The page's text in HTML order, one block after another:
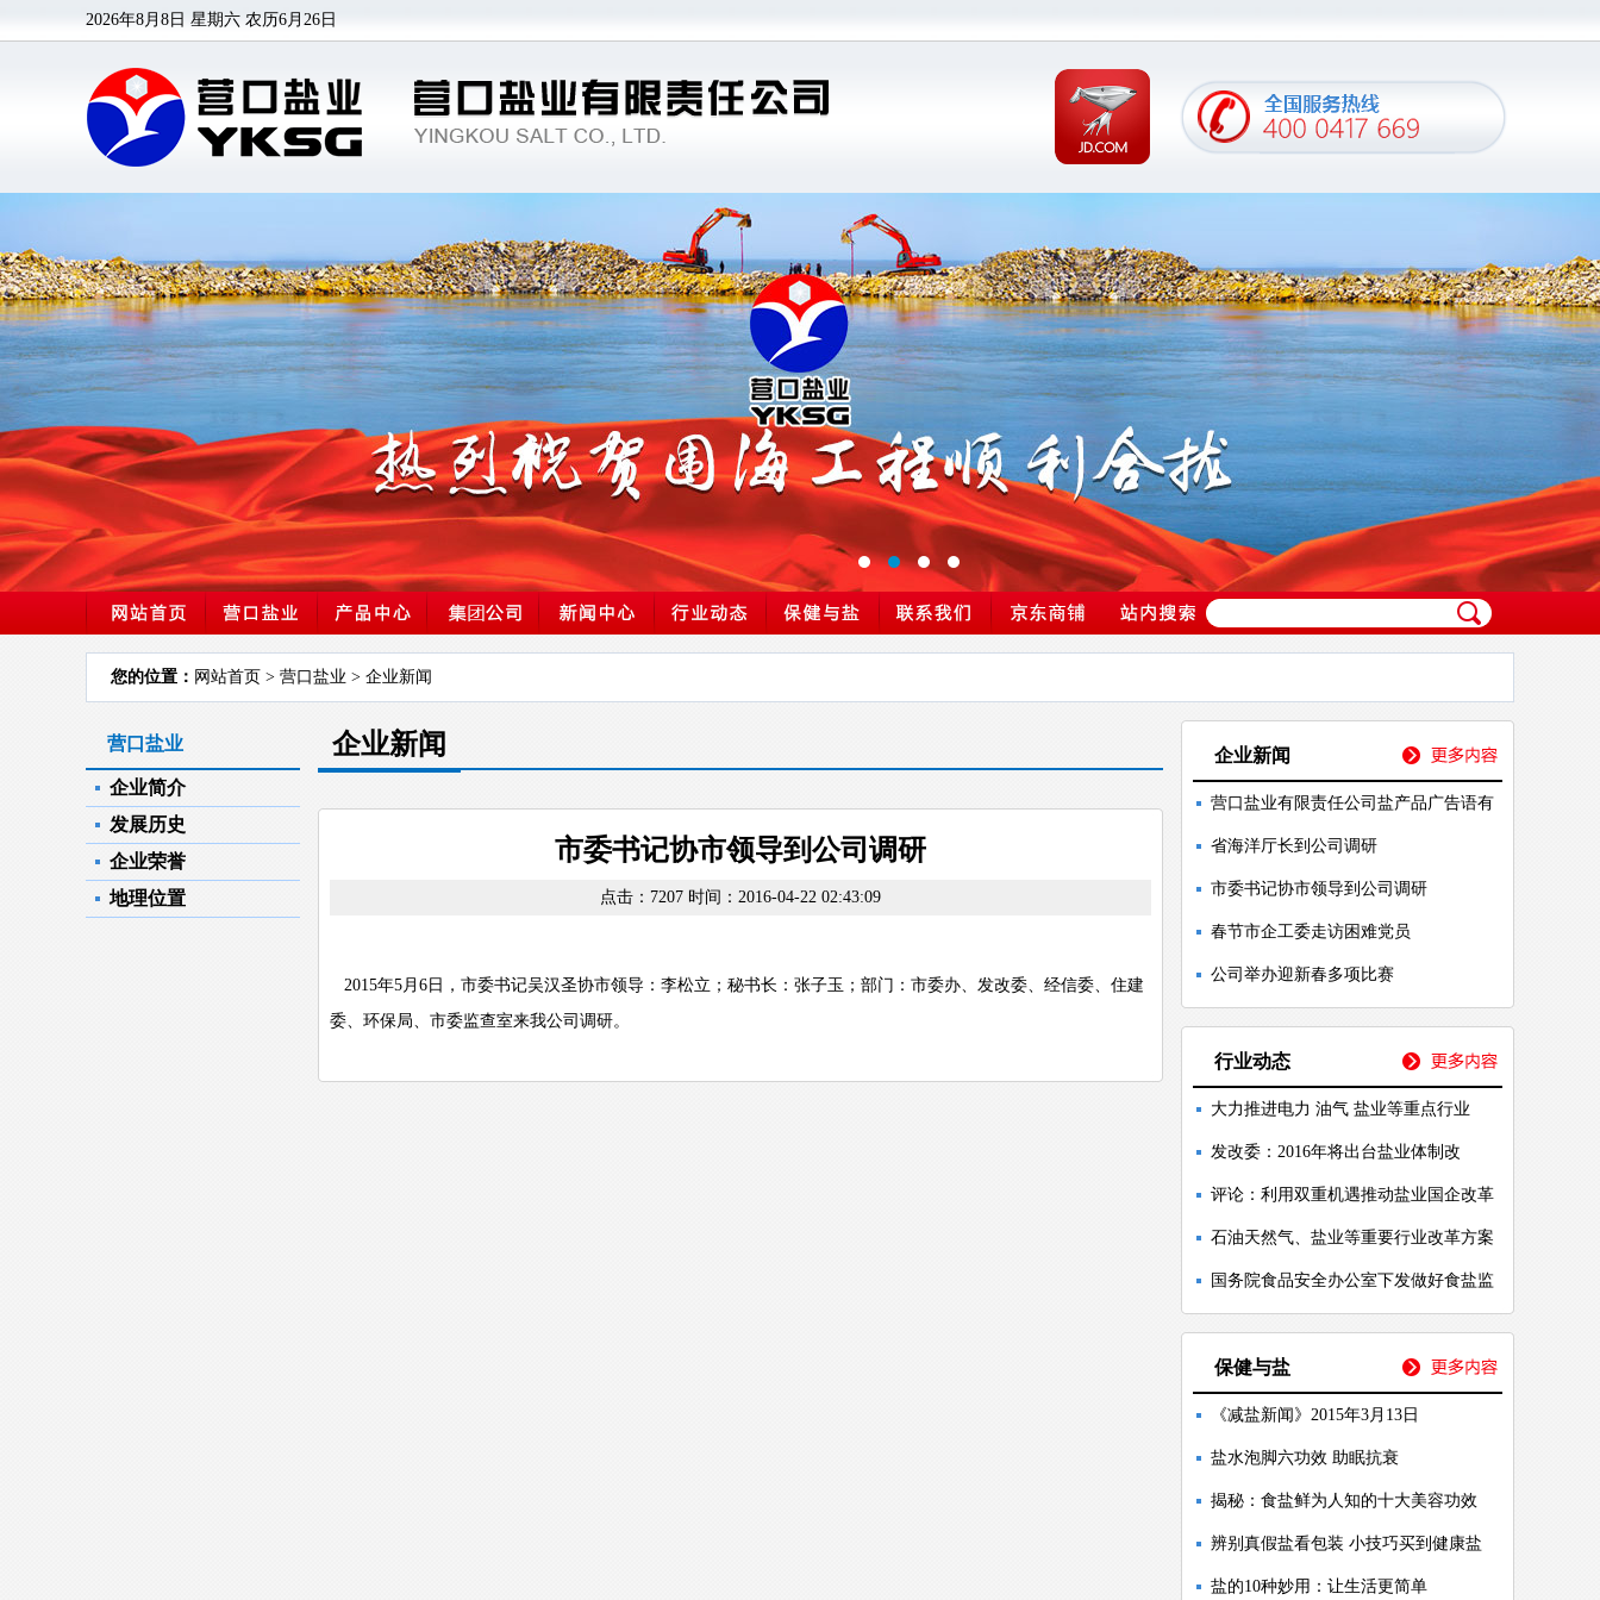
2026年8月8日 星期六 农历6月26日
您的位置： 网站首页 > 营口盐业 > 企业新闻
营口盐业
企业简介
发展历史
企业荣誉
地理位置
企业新闻
市委书记协市领导到公司调研
点击：7207 时间：2016-04-22 02:43:09
2015年5月6日，市委书记吴汉圣协市领导：李松立；秘书长：张子玉；部门：市委办、发改委、经信委、住建
委、环保局、市委监查室来我公司调研。
企业新闻
营口盐业有限责任公司盐产品广告语有
省海洋厅长到公司调研
市委书记协市领导到公司调研
春节市企工委走访困难党员
公司举办迎新春多项比赛
行业动态
大力推进电力 油气 盐业等重点行业
发改委：2016年将出台盐业体制改
评论：利用双重机遇推动盐业国企改革
石油天然气、盐业等重要行业改革方案
国务院食品安全办公室下发做好食盐监
保健与盐
《减盐新闻》2015年3月13日
盐水泡脚六功效 助眠抗衰
揭秘：食盐鲜为人知的十大美容功效
辨别真假盐看包装 小技巧买到健康盐
盐的10种妙用：让生活更简单